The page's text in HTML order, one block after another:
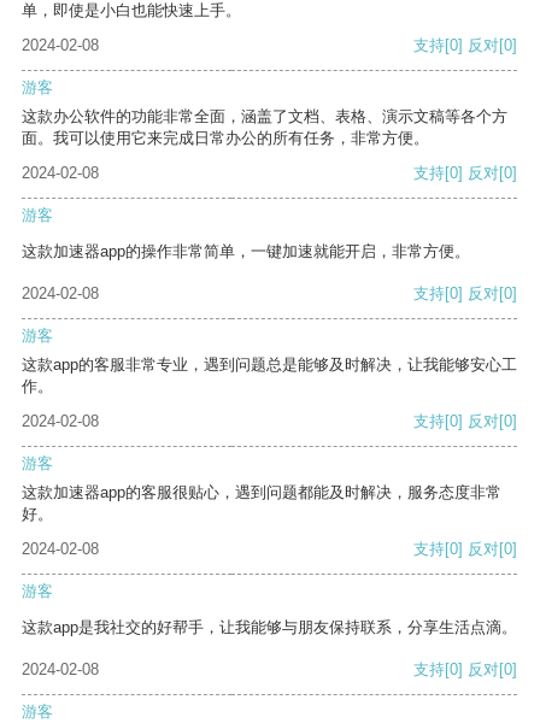
单，即使是小白也能快速上手。
2024-02-08
支持[0] 反对[0]
游客
这款办公软件的功能非常全面，涵盖了文档、表格、演示文稿等各个方
面。我可以使用它来完成日常办公的所有任务，非常方便。
2024-02-08
支持[0] 反对[0]
游客
这款加速器app的操作非常简单，一键加速就能开启，非常方便。
2024-02-08 支持[0] 反对[0]
游客
这款app的客服非常专业，遇到问题总是能够及时解决，让我能够安心工
作。
2024-02-08
支持[0] 反对[0]
游客
这款加速器app的客服很贴心，遇到问题都能及时解决，服务态度非常
好。
2024-02-08
支持[0] 反对[0]
游客
这款app是我社交的好帮手，让我能够与朋友保持联系，分享生活点滴。
2024-02-08 支持[0] 反对[0]
游客